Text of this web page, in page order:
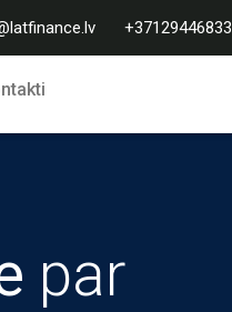
+37129446833
par